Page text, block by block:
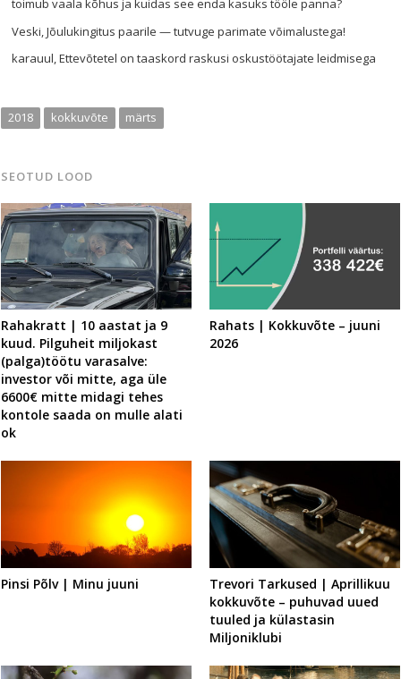
toimub vaala kõhus ja kuidas see enda kasuks tööle panna?
Veski,Jõulukingitus paarile — tutvuge parimate võimalustega!
karauul,Ettevõtetel on taaskord raskusi oskustöötajate leidmisega
2018 kokkuvõte märts
SEOTUD LOOD
Rahakratt | 10 aastat ja 9
kuud. Pilguheit miljokast
(palga)töötu varasalve:
investor või mitte, aga üle
6600€ mitte midagi tehes
kontole saada on mulle alati
ok
Rahats | Kokkuvõte – juuni
2026
Pinsi Põlv | Minu juuni
Trevori Tarkused | Aprillikuu
kokkuvõte – puhuvad uued
tuuled ja külastasin
Miljoniklubi